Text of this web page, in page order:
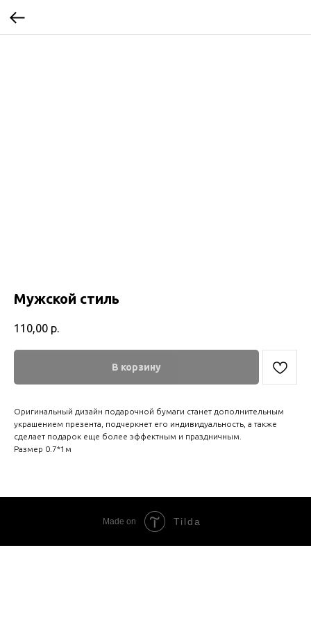
Мужской стиль
110,00 р.
В корзину
Оригинальный дизайн подарочной бумаги станет дополнительным
украшением презента, подчеркнет его индивидуальность, а также
сделает подарок еще более эффектным и праздничным.
Размер 0.7*1м
Made on Tilda